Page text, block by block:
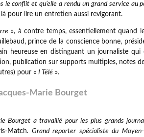
le conflit et qu’elle a rendu un grand service au
pour lire un entretien aussi revigorant.
», à contre temps, essentiellement quand
prince de la conscience bonne,
heureuse en distinguant un journaliste qui
publication sur supports multiples, notes
pour « I Télé ».
Marie Bourget
Bourget a travaillé pour les plus grands
Match. Grand reporter spécialiste du